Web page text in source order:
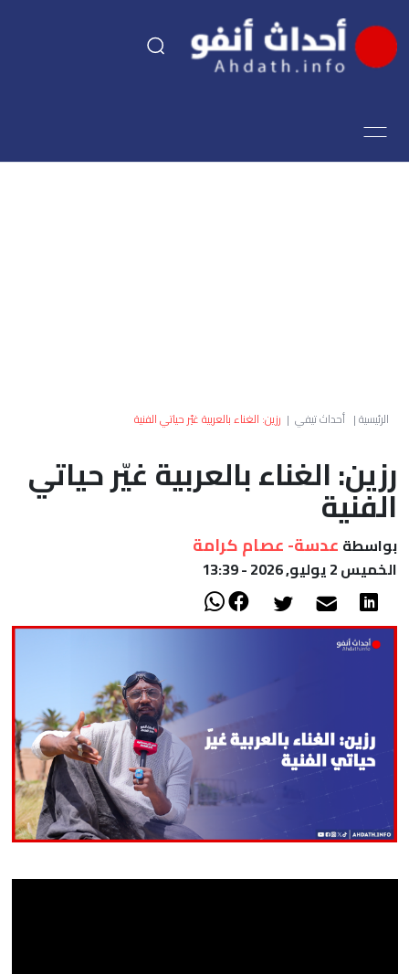
اقتصاد
العالم
أعمدة
الرئيسية| أحداث تيفي | رزين: الغناء بالعربية غيّر حياتي الفنية
رزين: الغناء بالعربية غيّر حياتي
الفنية
بواسطة عدسة- عصام كرامة
الخميس 2 يوليو, 2026 - 13:39